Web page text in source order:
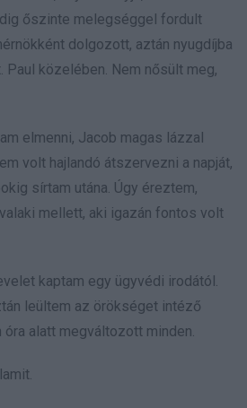
őszinte melegséggel fordult
dolgozott, aztán nyugdíjba
Paul közelében. Nem nősült meg,
elmenni, Jacob magas lázzal
volt hajlandó átszervezni a napját,
sírtam utána. Úgy éreztem,
mellett, aki igazán fontos volt
kaptam egy ügyvédi irodától.
leültem az örökséget intéző
alatt megváltozott minden.